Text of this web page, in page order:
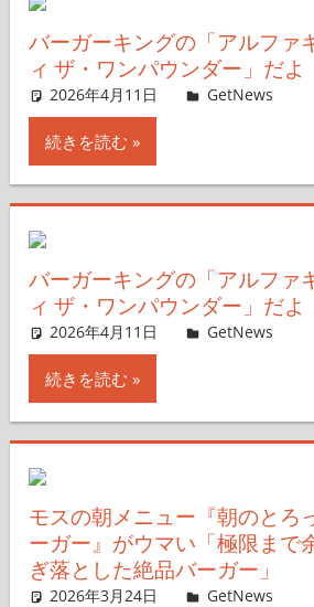
バーガーキングの「アルファ
ィ ザ・ワンパウンダー」だよ
2026年4月11日 ガジェ通ウェブ
GetNews
続きを読む
バーガーキングの「アルファ
ィ ザ・ワンパウンダー」だよ
2026年4月11日 ガジェ通ウェブ
GetNews
続きを読む
モスの朝メニュー『朝のとろ
ーガー』がウマい「極限まで
ぎ落とした絶品バーガー」
2026年3月24日 ガジェ通ウェブ
GetNews